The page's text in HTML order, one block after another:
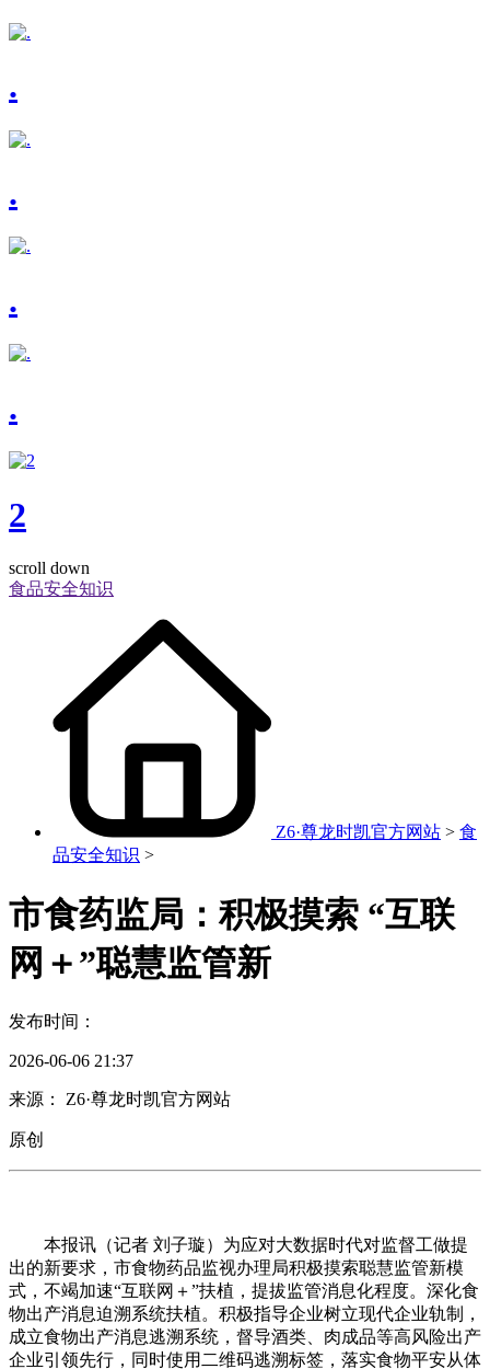
.
.
.
.
2
scroll down
食品安全知识
Z6·尊龙时凯官方网站 > 食
品安全知识 >
市食药监局：积极摸索 “互联
网＋”聪慧监管新
发布时间：
2026-06-06 21:37
来源： Z6·尊龙时凯官方网站
原创
本报讯（记者 刘子璇）为应对大数据时代对监督工做提
出的新要求，市食物药品监视办理局积极摸索聪慧监管新模
式，不竭加速“互联网＋”扶植，提拔监管消息化程度。深化食
物出产消息迫溯系统扶植。积极指导企业树立现代企业轨制，
成立食物出产消息逃溯系统，督导酒类、肉成品等高风险出产
企业引领先行，同时使用二维码逃溯标签，落实食物平安从体